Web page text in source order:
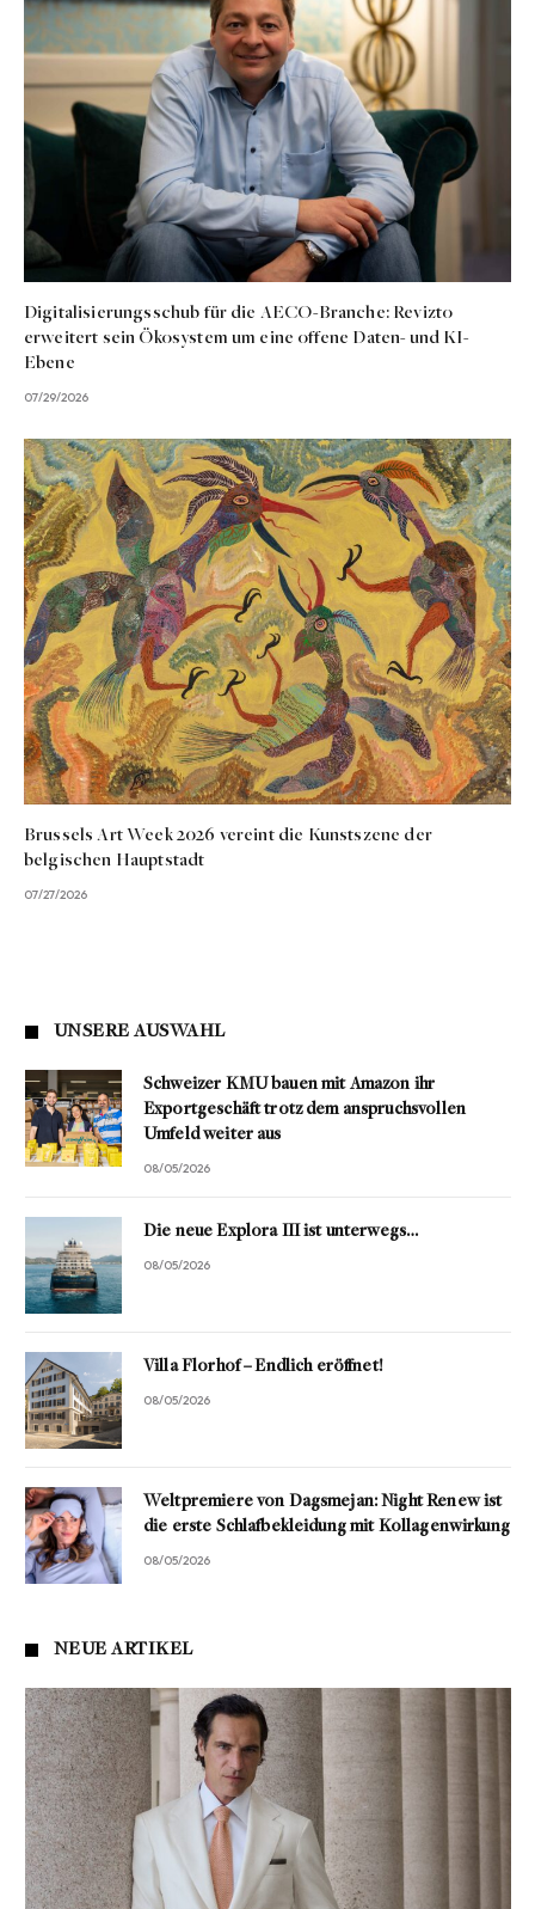
Digitalisierungsschub für die AECO-Branche: Revizto
erweitert sein Ökosystem um eine offene Daten- und KI-
Ebene
07/29/2026
Brussels Art Week 2026 vereint die Kunstszene der
belgischen Hauptstadt
07/27/2026
UNSERE AUSWAHL
Schweizer KMU bauen mit Amazon ihr
Exportgeschäft trotz dem anspruchsvollen
Umfeld weiter aus
08/05/2026
Die neue Explora III ist unterwegs…
08/05/2026
Villa Florhof – Endlich eröffnet!
08/05/2026
Weltpremiere von Dagsmejan: Night Renew ist
die erste Schlafbekleidung mit Kollagenwirkung
08/05/2026
NEUE ARTIKEL